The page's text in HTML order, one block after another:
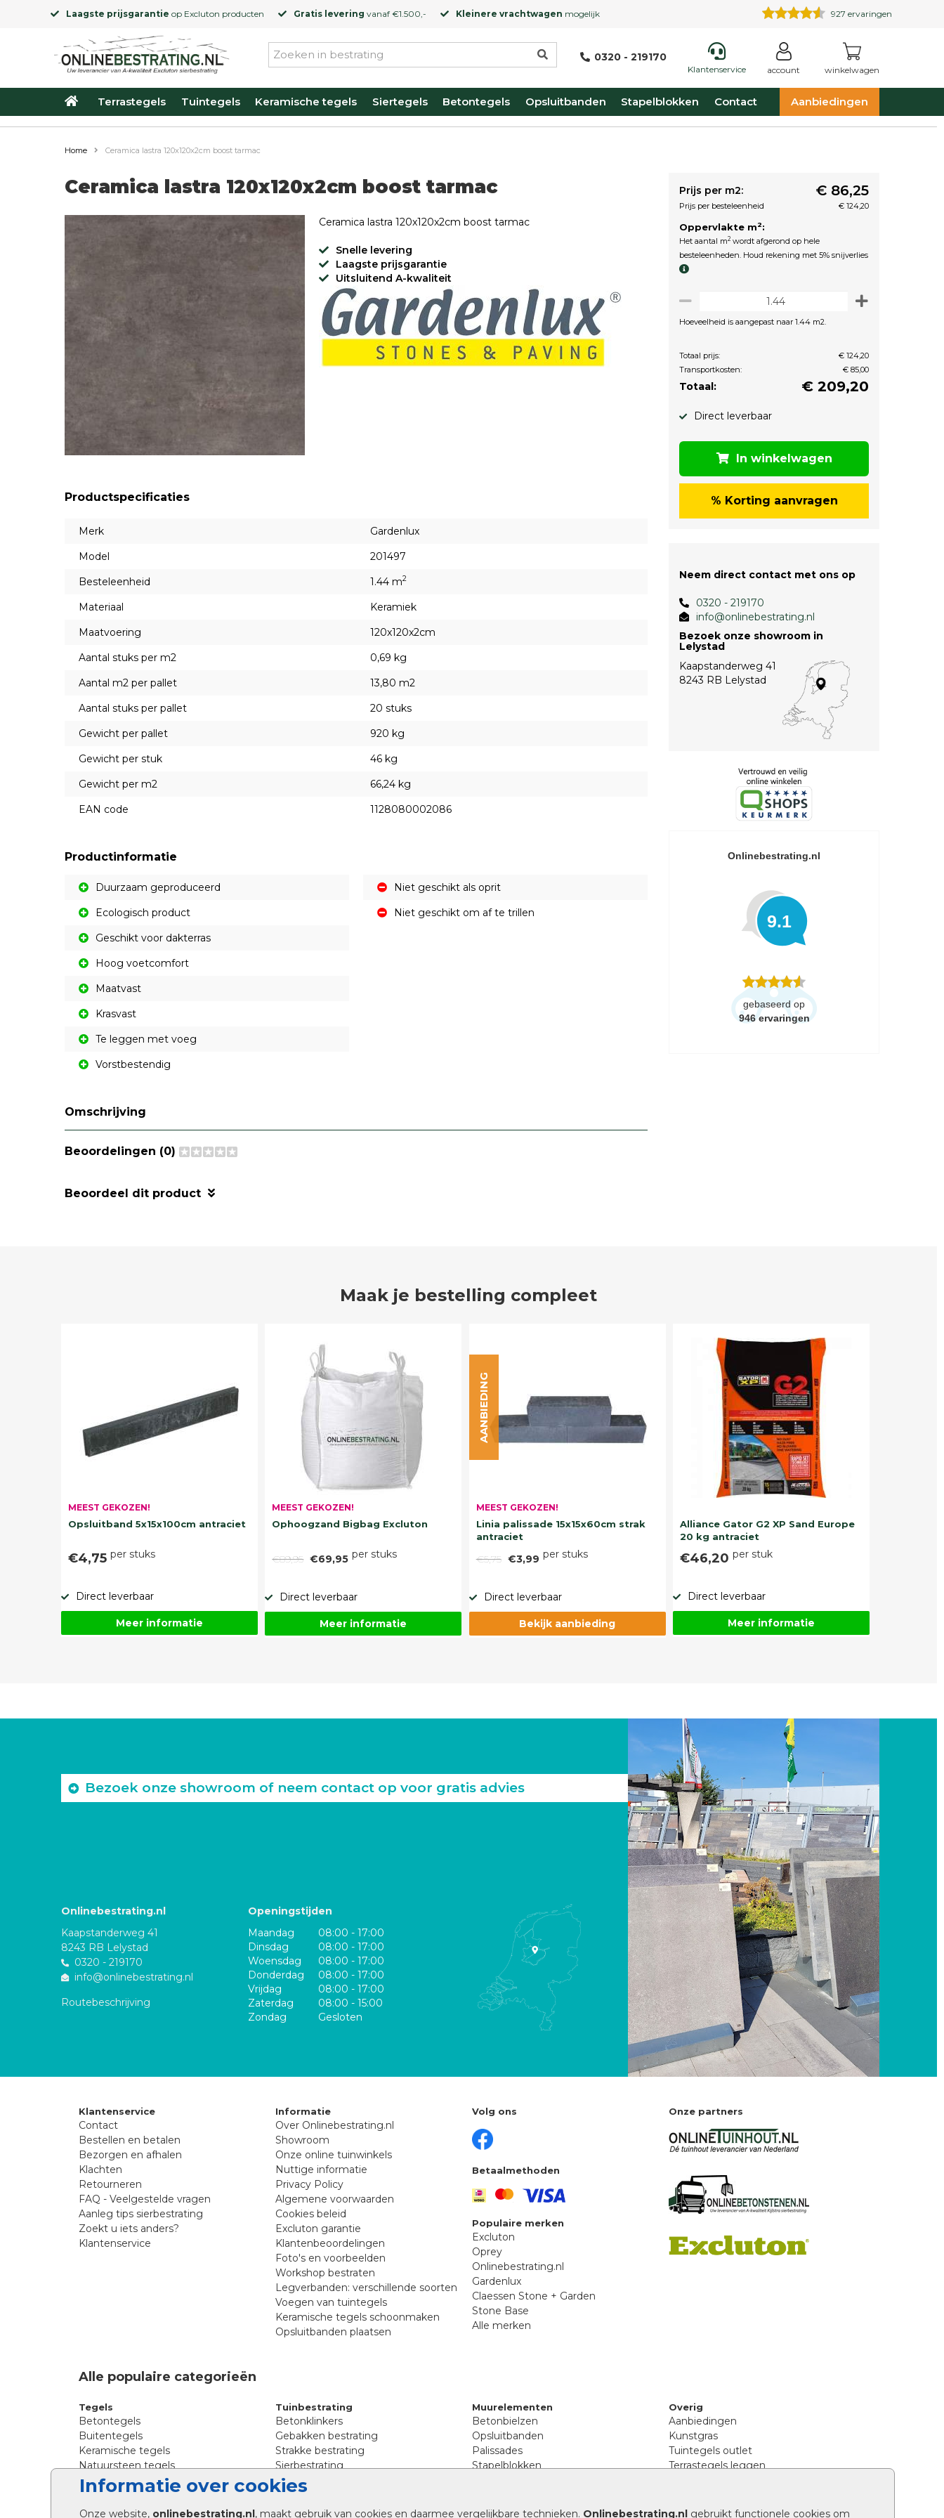
Laagste prijsgarantie op Excluton producten Gratis levering vanaf €1.500,- Kleinere vrachtwagen mogelijk 927 ervaringen
0320 - 219170
Klantenservice account winkelwagen
Terrastegels Tuintegels Keramische tegels Siertegels Betontegels Opsluitbanden Stapelblokken Contact Aanbiedingen
Informatie over cookies
Onze website, onlinebestrating.nl, maakt gebruik van cookies en daarmee vergelijkbare technieken. Onlinebestrating.nl gebruikt functionele cookies om
Home Ceramica lastra 120x120x2cm boost tarmac
Ceramica lastra 120x120x2cm boost tarmac
Ceramica lastra 120x120x2cm boost tarmac
Snelle levering
Laagste prijsgarantie
Uitsluitend A-kwaliteit
Productspecificaties
Merk
Gardenlux
Model
201497
Besteleenheid
1.44 m2
Materiaal
Keramiek
Maatvoering
120x120x2cm
Aantal stuks per m2
0,69 kg
Aantal m2 per pallet
13,80 m2
Aantal stuks per pallet
20 stuks
Gewicht per pallet
920 kg
Gewicht per stuk
46 kg
Gewicht per m2
66,24 kg
EAN code
1128080002086
Productinformatie
Duurzaam geproduceerd
Ecologisch product
Geschikt voor dakterras
Hoog voetcomfort
Maatvast
Krasvast
Te leggen met voeg
Vorstbestendig
Niet geschikt als oprit
Niet geschikt om af te trillen
Omschrijving
Beoordelingen (0)
Beoordeel dit product
Prijs per m2: € 86,25
Prijs per besteleenheid € 124,20
Oppervlakte m2:
Het aantal m2 wordt afgerond op hele
besteleenheden. Houd rekening met 5% snijverlies
Hoeveelheid is aangepast naar 1.44 m2.
Totaal prijs:
€ 124,20
Transportkosten:
€ 85,00
Totaal: € 209,20
Direct leverbaar
In winkelwagen
% Korting aanvragen
Neem direct contact met ons op
0320 - 219170
info@onlinebestrating.nl
Bezoek onze showroom in
Lelystad
Kaapstanderweg 41
8243 RB Lelystad
Onlinebestrating.nl
9.1
gebaseerd op
946 ervaringen
Maak je bestelling compleet
MEEST GEKOZEN!
Opsluitband 5x15x100cm antraciet
€4,75 per stuks
Direct leverbaar
Meer informatie
MEEST GEKOZEN!
Ophoogzand Bigbag Excluton
€89,95 €69,95 per stuks
Direct leverbaar
Meer informatie
MEEST GEKOZEN!
Linia palissade 15x15x60cm strak
antraciet
€5,75 €3,99 per stuks
AANBIEDING
Direct leverbaar
Bekijk aanbieding
Alliance Gator G2 XP Sand Europe
20 kg antraciet
€46,20 per stuk
Direct leverbaar
Meer informatie
Bezoek onze showroom of neem contact op voor gratis advies
Onlinebestrating.nl
Kaapstanderweg 41
8243 RB Lelystad
0320 - 219170
info@onlinebestrating.nl
Routebeschrijving
Openingstijden
Maandag
08:00 - 17:00
Dinsdag
08:00 - 17:00
Woensdag
08:00 - 17:00
Donderdag
08:00 - 17:00
Vrijdag
08:00 - 17:00
Zaterdag
08:00 - 15:00
Zondag
Gesloten
Klantenservice
Contact
Bestellen en betalen
Bezorgen en afhalen
Klachten
Retourneren
FAQ - Veelgestelde vragen
Aanleg tips sierbestrating
Zoekt u iets anders?
Klantenservice
Informatie
Over Onlinebestrating.nl
Showroom
Onze online tuinwinkels
Nuttige informatie
Privacy Policy
Algemene voorwaarden
Cookies beleid
Excluton garantie
Klantenbeoordelingen
Foto's en voorbeelden
Workshop bestraten
Legverbanden: verschillende soorten
Voegen van tuintegels
Keramische tegels schoonmaken
Opsluitbanden plaatsen
Volg ons
Betaalmethoden
Populaire merken
Excluton
Oprey
Onlinebestrating.nl
Gardenlux
Claessen Stone + Garden
Stone Base
Alle merken
Onze partners
Alle populaire categorieën
Tegels
Betontegels
Buitentegels
Keramische tegels
Natuursteen tegels
Siertegels
Stoeptegels
Straattegels
Tuinbestrating
Betonklinkers
Gebakken bestrating
Strakke bestrating
Sierbestrating
Straatklinkers
Straatstenen
Trommelstenen
Muurelementen
Betonbielzen
Opsluitbanden
Palissades
Stapelblokken
Afwatering en diversen
Overig
Aanbiedingen
Kunstgras
Tuintegels outlet
Terrastegels leggen
Legpatronen betonstenen